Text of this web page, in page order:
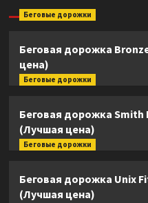
Беговые дорожки
Беговая дорожка
цена)
Беговые дорожки
Беговая дорожка Smith
(Лучшая цена)
Беговые дорожки
Беговая дорожка Unix
(Лучшая цена)